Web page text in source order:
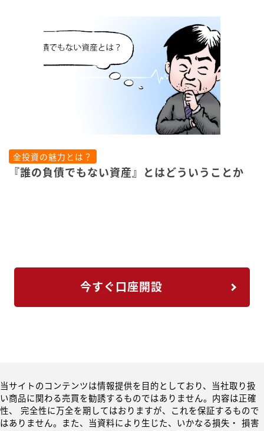
金投資の魅力とは？
『誰の負債でもない資産』とはどういうことか
今すぐ口座開設
当サイトのコンテンツは情報提供を目的としており、当社取り扱
い商品に関わる売買を勧誘するものではありません。内容は正確
性、 完全性に万全を期してはおりますが、これを保証するもので
はありません。また、当資料により生じた、いかなる損失・ 損害